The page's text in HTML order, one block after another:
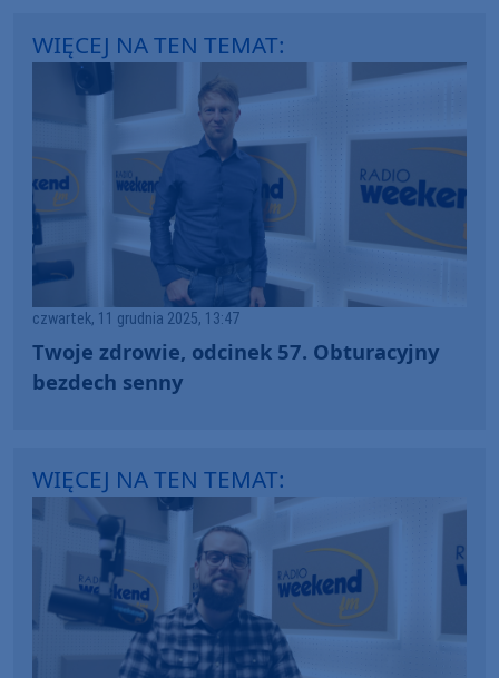
WIĘCEJ NA TEN TEMAT:
czwartek, 11 grudnia 2025, 13:47
Twoje zdrowie, odcinek 57. Obturacyjny
bezdech senny
WIĘCEJ NA TEN TEMAT: